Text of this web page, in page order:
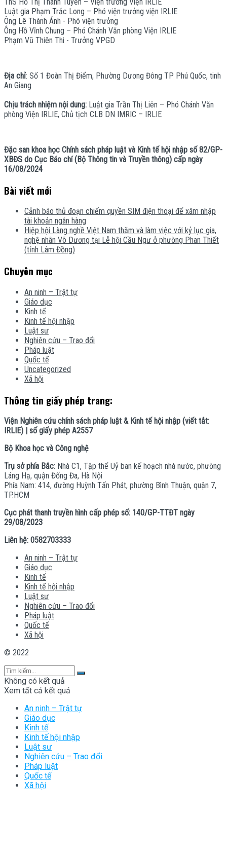
Luật gia Phạm Trắc Long – Phó viện trưởng viện IRLIE
Ông Lê Thành Ánh - Phó viện trưởng
Ông Hồ Vĩnh Chung – Phó Chánh Văn phòng Viện IRLIE
Phạm Vũ Thiên Thi - Trưởng VPGD
Địa chỉ: Số 1 Đoàn Thị Điểm, Phường Dương Đông TP Phú Quốc, tinh
An Giang
Chịu trách nhiệm nội dung: Luật gia Trần Thị Liên – Phó Chánh Văn
phòng Viện IRLIE, Chủ tịch CLB DN IMRIC – IRLIE
Đặc san khoa học Chính sách pháp luật và Kinh tế hội nhập số 82/GP-
XBĐS do Cục Báo chí (Bộ Thông tin và Truyền thông) cấp ngày
16/08/2024
Bài viết mới
Cảnh báo thủ đoạn chiếm quyền SIM điện thoại để xâm nhập
tài khoản ngân hàng
Hiệp hội Làng nghề Việt Nam thăm và làm việc với kỷ lục gia,
nghệ nhân Võ Dương tại Lễ hội Cầu Ngư ở phường Phan Thiết
(tỉnh Lâm Đồng)
Chuyên mục
An ninh – Trật tự
Giáo dục
Kinh tế
Kinh tế hội nhập
Luật sư
Nghiên cứu – Trao đổi
Pháp luật
Quốc tế
Uncategorized
Xã hội
Thông tin giấy phép trang:
Viện Nghiên cứu chính sách pháp luật & Kinh tế hội nhập (viết tắt:
IRLIE) | số giấy phép A2557
Bộ Khoa học và Công nghệ
Trụ sở phía Bắc: Nhà C1, Tập thể Uỷ ban kế hoạch nhà nước, phường
Láng Hạ, quận Đống Đa, Hà Nội
Phía Nam: 414, đường Huỳnh Tấn Phát, phường Bình Thuận, quận 7,
TP.HCM
Cục phát thanh truyền hình cấp phép số: 140/GP-TTĐT ngày
29/08/2023
Liên hệ: 0582703333
An ninh – Trật tự
Giáo dục
Kinh tế
Kinh tế hội nhập
Luật sư
Nghiên cứu – Trao đổi
Pháp luật
Quốc tế
Xã hội
© 2022
Không có kết quả
Xem tất cả kết quả
An ninh – Trật tự
Giáo dục
Kinh tế
Kinh tế hội nhập
Luật sư
Nghiên cứu – Trao đổi
Pháp luật
Quốc tế
Xã hội